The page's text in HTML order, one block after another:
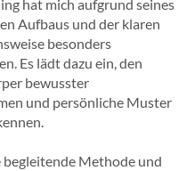
hat mich aufgrund seines
Aufbaus und der klaren
besonders
Es lädt dazu ein, den
bewusster
und persönliche Muster
begleitende Methode und